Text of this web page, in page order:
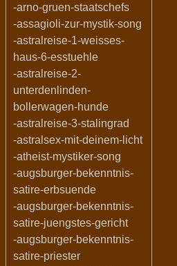
-arno-gruen-staatschefs
-assagioli-zur-mystik-song
-astralreise-1-weisses-
haus-6-esstuehle
-astralreise-2-
unterdenlinden-
bollerwagen-hunde
-astralreise-3-stalingrad
-astralsex-mit-deinem-licht
-atheist-mystiker-song
-augsburger-bekenntnis-
satire-erbsuende
-augsburger-bekenntnis-
satire-juengstes-gericht
-augsburger-bekenntnis-
satire-priester